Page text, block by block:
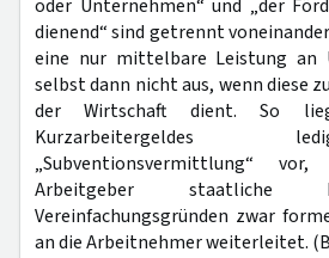
oder Unternehmen“ und „der
dienend“ sind getrennt
eine nur mittelbare Leistung an
selbst dann nicht aus, wenn diese
der Wirtschaft dient. So
Kurzarbeitergeldes
„Subventionsvermittlung“
Arbeitgeber staatliche
Vereinfachungsgründen zwar
an die Arbeitnehmer weiterleitet.